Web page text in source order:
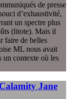
de presse
d’exhaustivité,
un spectre plus
(litote). Mais il
faire de belles
ML nous avait
un contexte où les
Jane